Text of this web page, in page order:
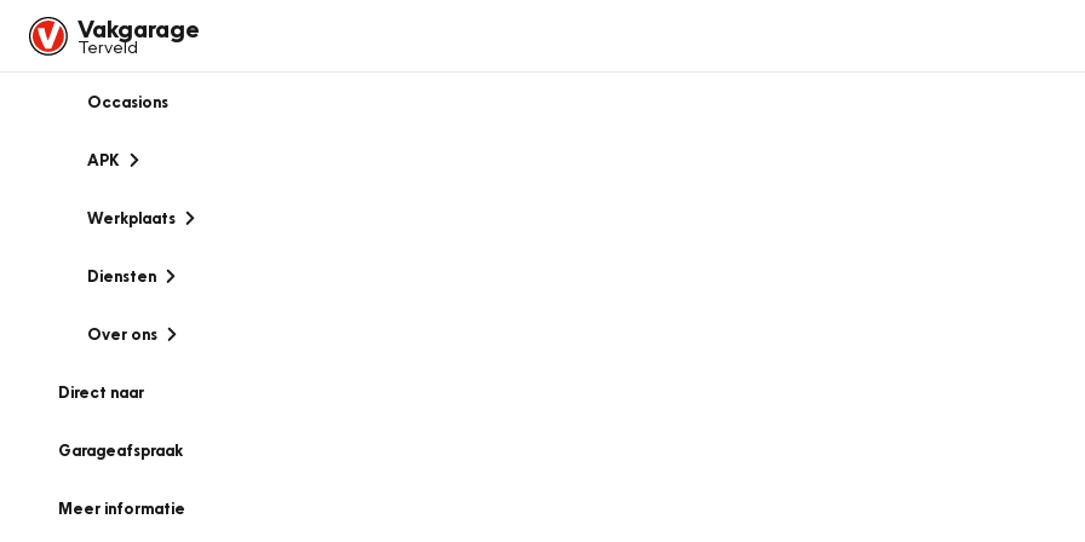
Vakgarage
Terveld
Occasions
APK
Werkplaats
Diensten
Over ons
Direct naar
Garageafspraak
Meer informatie